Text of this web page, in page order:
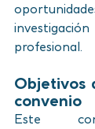
profesional.
Objetivos
convenio
Este